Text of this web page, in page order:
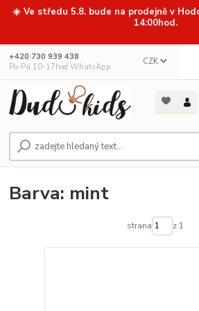
☀️ Ve středu 5.8. bude na prodejně v
14:00hod.
CZK
+420 730 939 438
Po-Pá 10-17hod WhatsApp
Barva: mint
strana z 1